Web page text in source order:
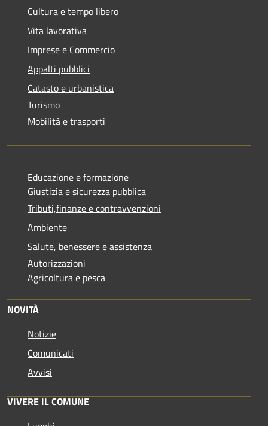
Cultura e tempo libero
Vita lavorativa
Imprese e Commercio
Appalti pubblici
Catasto e urbanistica
Turismo
Mobilità e trasporti
Educazione e formazione
Giustizia e sicurezza pubblica
Tributi,finanze e contravvenzioni
Ambiente
Salute, benessere e assistenza
Autorizzazioni
Agricoltura e pesca
NOVITÀ
Notizie
Comunicati
Avvisi
VIVERE IL COMUNE